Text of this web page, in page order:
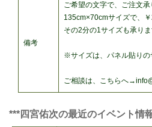
備考
ご希望の文字で、ご注文承
135cm×70cmサイズで、
その2分の1サイズも承り
※サイズは、パネル貼りの
ご相談は、こちらへ
***四宮佑次の最近のイベント情